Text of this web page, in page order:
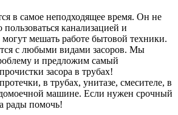
в самое неподходящее время. Он не
канализацией и
мешать работе бытовой техники.
с любыми видами засоров. Мы
и предложим самый
засора в трубах!
в трубах, унитазе, смесителе, в
машине. Если нужен срочный
рады помочь!